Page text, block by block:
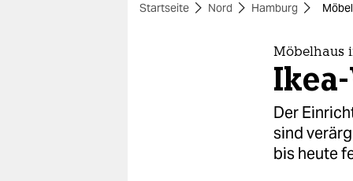
themen
Startseite Nord Hamburg
Möbelhaus
Der
sind
bis heute